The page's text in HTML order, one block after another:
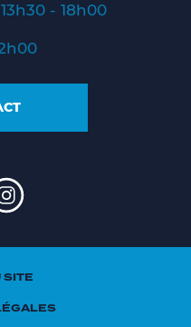
- 18h00
SITE